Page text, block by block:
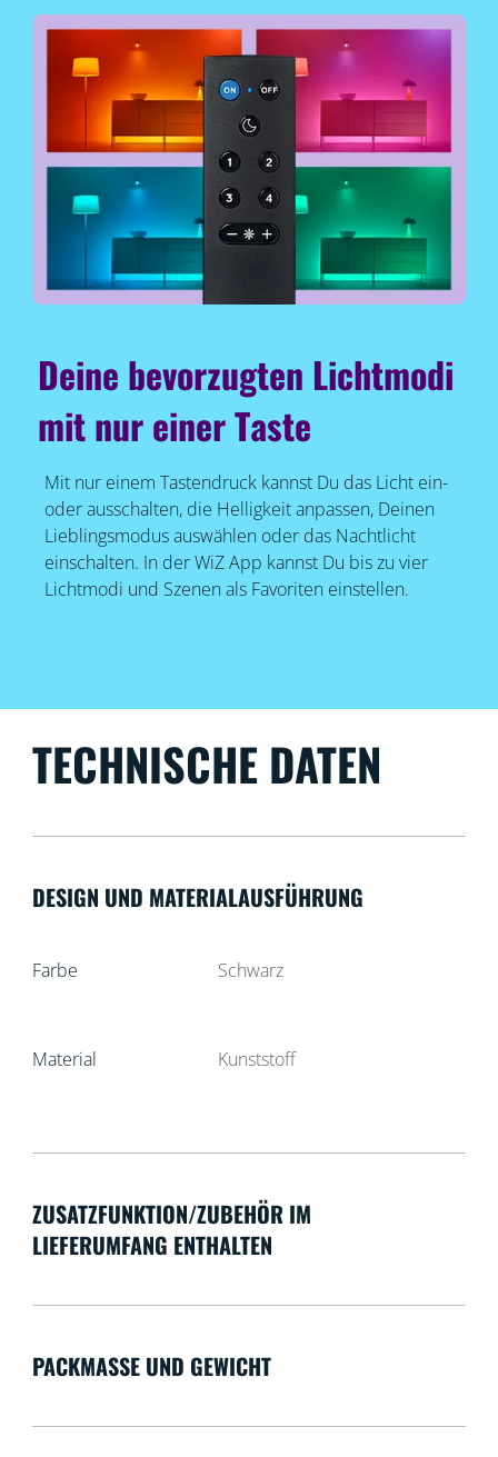
Deine bevorzugten Lichtmodi
mit nur einer Taste
Mit nur einem Tastendruck kannst Du das Licht ein-
oder ausschalten, die Helligkeit anpassen, Deinen
Lieblingsmodus auswählen oder das Nachtlicht
einschalten. In der WiZ App kannst Du bis zu vier
Lichtmodi und Szenen als Favoriten einstellen.
TECHNISCHE DATEN
DESIGN UND MATERIALAUSFÜHRUNG
Farbe Schwarz
Material Kunststoff
ZUSATZFUNKTION/ZUBEHÖR IM
LIEFERUMFANG ENTHALTEN
PACKMASSE UND GEWICHT